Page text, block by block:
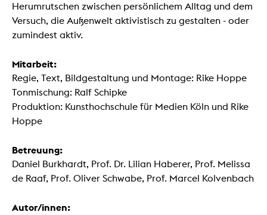
Herumrutschen zwischen persönlichem Alltag und dem
Versuch, die Außenwelt aktivistisch zu gestalten - oder
zumindest aktiv.
Mitarbeit:
Regie, Text, Bildgestaltung und Montage: Rike Hoppe
Tonmischung: Ralf Schipke
Produktion: Kunsthochschule für Medien Köln und Rike
Hoppe
Betreuung:
Daniel Burkhardt, Prof. Dr. Lilian Haberer, Prof. Melissa
de Raaf, Prof. Oliver Schwabe, Prof. Marcel Kolvenbach
Autor/innen: